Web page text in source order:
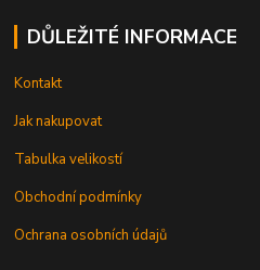
DŮLEŽITÉ INFORMACE
Kontakt
Jak nakupovat
Tabulka velikostí
Obchodní podmínky
Ochrana osobních údajů